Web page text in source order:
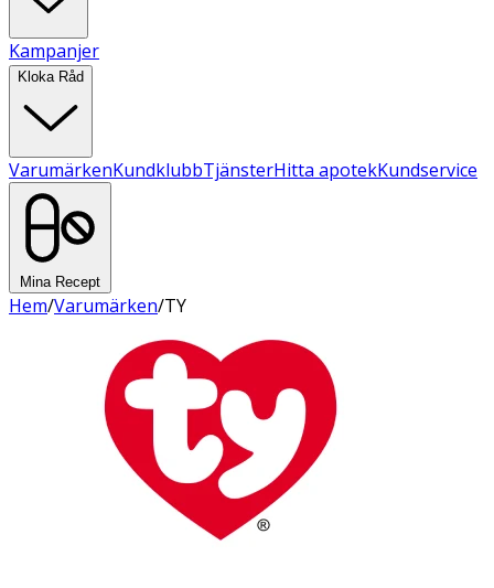
Kampanjer
Kloka Råd
VarumärkenKundklubbTjänsterHitta apotekKundservice
Mina Recept
Hem/Varumärken/TY